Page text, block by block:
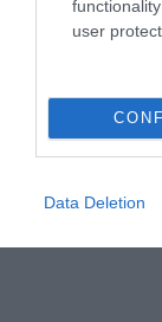
user
Data Deletion
IDŐJÁRÁS
Kedden lehet
időre van kilátás